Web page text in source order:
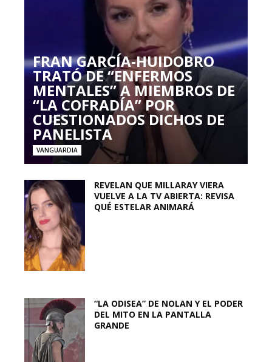
FRAN GARCÍA-HUIDOBRO
TRATÓ DE “ENFERMOS
MENTALES” A MIEMBROS DE
“LA COFRADÍA” POR
CUESTIONADOS DICHOS DE
PANELISTA
VANGUARDIA
REVELAN QUE MILLARAY VIERA
VUELVE A LA TV ABIERTA: REVISA
QUÉ ESTELAR ANIMARÁ
“LA ODISEA” DE NOLAN Y EL PODER
DEL MITO EN LA PANTALLA
GRANDE